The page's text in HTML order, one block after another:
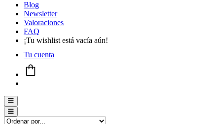
Blog
Newsletter
Valoraciones
FAQ
¡Tu wishlist está vacía aún!
Tu cuenta
Menú conmutador hamburguesa
Menú conmutador hamburguesa